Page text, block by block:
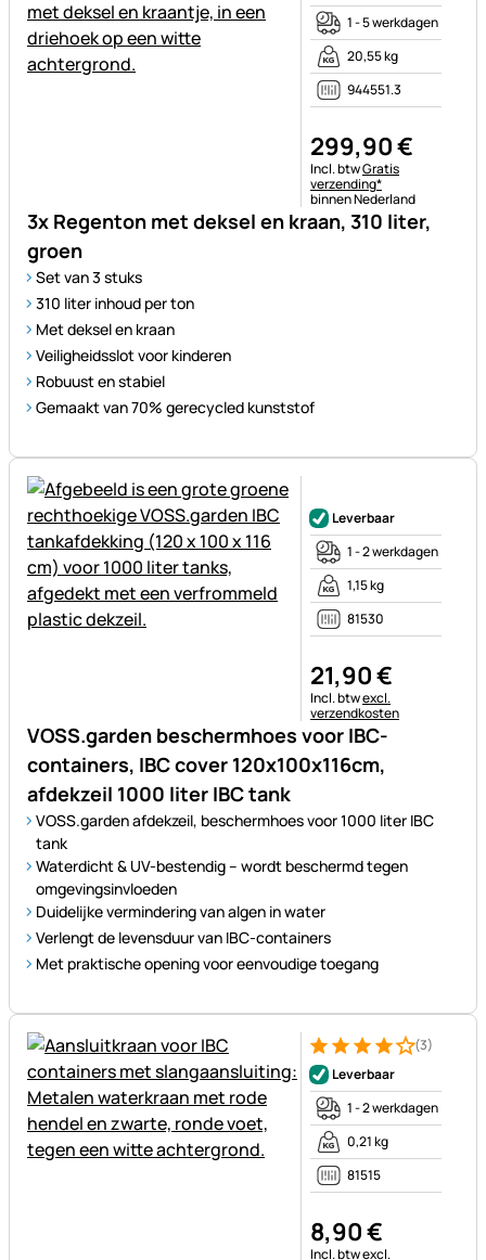
3x Regenton met deksel en kraan, 310 liter,
groen
Set van 3 stuks
310 liter inhoud per ton
Met deksel en kraan
Veiligheidsslot voor kinderen
Robuust en stabiel
Gemaakt van 70% gerecycled kunststof
1 - 5 werkdagen
20,55 kg
944551.3
299,90€
Belastinginformatie:
Incl. btwGratis
verzending*
binnen Nederland
VOSS.garden beschermhoes voor IBC-
containers, IBC cover 120x100x116cm,
afdekzeil 1000 liter IBC tank
VOSS.garden afdekzeil, beschermhoes voor 1000 liter IBC
tank
Waterdicht & UV-bestendig – wordt beschermd tegen
omgevingsinvloeden
Duidelijke vermindering van algen in water
Verlengt de levensduur van IBC-containers
Met praktische opening voor eenvoudige toegang
Leverbaar
1 - 2 werkdagen
1,15 kg
81530
21,90€
Belastinginformatie:
Incl. btwexcl.
verzendkosten
Beoordeling: 4 van 5 (3
3 Bewertungen
(3)
Leverbaar
1 - 2 werkdagen
0,21 kg
81515
8,90€
Belastinginformatie:
Incl. btwexcl.